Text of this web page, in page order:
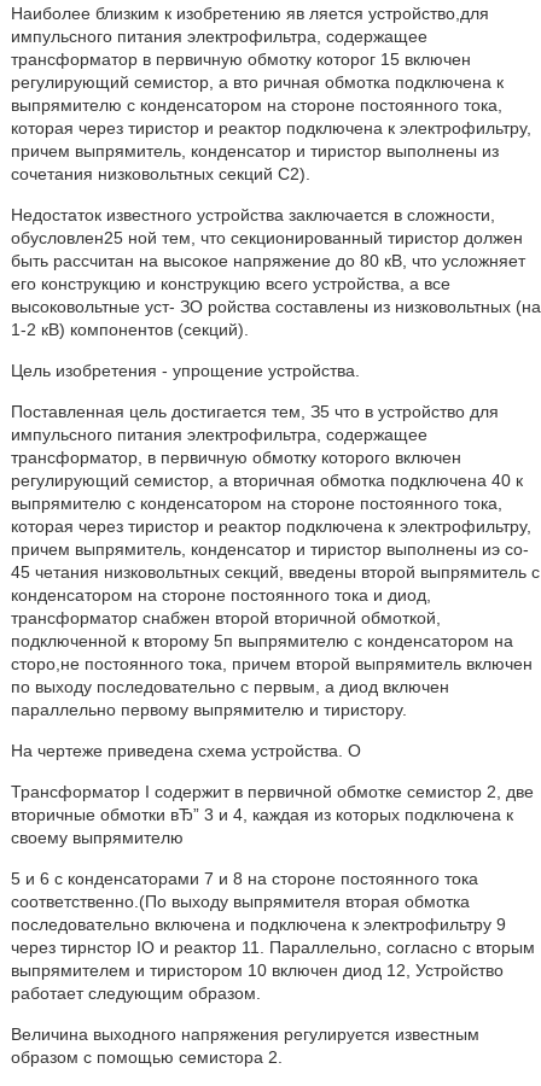
Наиболее близким к изобретению яв ляется устройство,для
импульсного питания электрофильтра, содержащее
трансформатор в первичную обмотку которог 15 включен
регулирующий семистор, а вто ричная обмотка подключена к
выпрямителю с конденсатором на стороне постоянного тока,
которая через тиристор и реактор подключена к электрофильтру,
причем выпрямитель, конденсатор и тиристор выполнены из
сочетания низковольтных секций C2).
Недостаток известного устройства заключается в сложности,
обусловлен25 ной тем, что секционированный тиристор должен
быть рассчитан на высокое напряжение до 80 кВ, что усложняет
его конструкцию и конструкцию всего устройства, а все
высоковольтные уст- ЗО ройства составлены из низковольтных (на
1-2 кВ) компонентов (секций).
Цель изобретения - упрощение устройства.
Поставленная цель достигается тем, З5 что в устройство для
импульсного питания электрофильтра, содержащее
трансформатор, в первичную обмотку которого включен
регулирующий семистор, а вторичная обмотка подключена 40 к
выпрямителю с конденсатором на стороне постоянного тока,
которая через тиристор и реактор подключена к электрофильтру,
причем выпрямитель, конденсатор и тиристор выполнены иэ со-
45 четания низковольтных секций, введены второй выпрямитель с
конденсатором на стороне постоянного тока и диод,
трансформатор снабжен второй вторичной обмоткой,
подключенной к второму 5п выпрямителю с конденсатором на
сторо,не постоянного тока, причем второй выпрямитель включен
по выходу последовательно с первым, а диод включен
параллельно первому выпрямителю и тиристору.
На чертеже приведена схема устройства. О
Трансформатор I содержит в первичной обмотке семистор 2, две
вторичные обмотки вЂ” 3 и 4, каждая из которых подключена к
своему выпрямителю
5 и 6 с конденсаторами 7 и 8 на стороне постоянного тока
соответственно.(По выходу выпрямителя вторая обмотка
последовательно включена и подключена к электрофильтру 9
через тирнстор IO и реактор 11. Параллельно, согласно с вторым
выпрямителем и тиристором 10 включен диод 12, Устройство
работает следующим образом.
Величина выходного напряжения регулируется известным
образом с помощью семистора 2.